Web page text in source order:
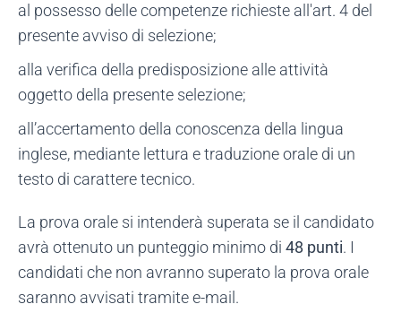
al possesso delle competenze richieste all'art. 4 del
presente avviso di selezione;
alla verifica della predisposizione alle attività
oggetto della presente selezione;
all’accertamento della conoscenza della lingua
inglese, mediante lettura e traduzione orale di un
testo di carattere tecnico.
La prova orale si intenderà superata se il candidato
avrà ottenuto un punteggio minimo di 48 punti. I
candidati che non avranno superato la prova orale
saranno avvisati tramite e-mail.